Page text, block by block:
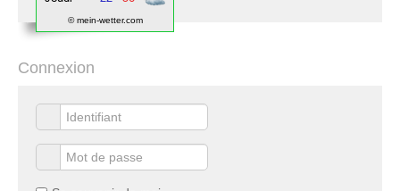
© mein-wetter.com
Connexion